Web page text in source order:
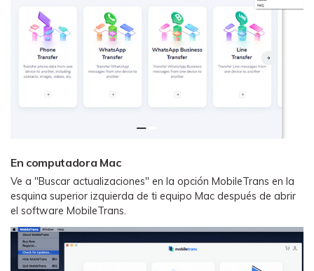
archivos de un teléfono a otro y a la
PC.
Apps
valores de fábrica.
MobileTrans App
Transfiere datos del teléfono, de
WhatsApp y archivos entre dispositivos
En computadora Mac
Ve a "Buscar actualizaciones" en la opción MobileTrans en la
esquina superior izquierda de ti equipo Mac después de abrir
el software MobileTrans.